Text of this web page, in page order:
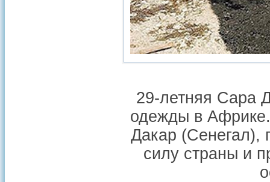
29-летняя Сара
одежды в
Дакар (Сенегал),
силу страны и